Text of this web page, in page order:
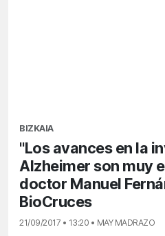
BIZKAIA
"Los avances en la
Alzheimer son muy
doctor Manuel
BioCruces
21/09/2017 • 13:20 • MAY MADRAZO